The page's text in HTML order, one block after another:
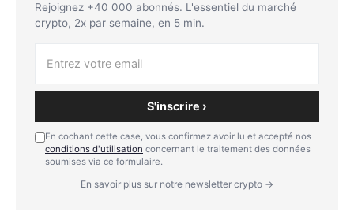
Rejoignez +40 000 abonnés. L'essentiel du marché
crypto, 2x par semaine, en 5 min.
S'inscrire ›
En cochant cette case, vous confirmez avoir lu et accepté nos
conditions d'utilisation concernant le traitement des données
soumises via ce formulaire.
En savoir plus sur notre newsletter crypto →